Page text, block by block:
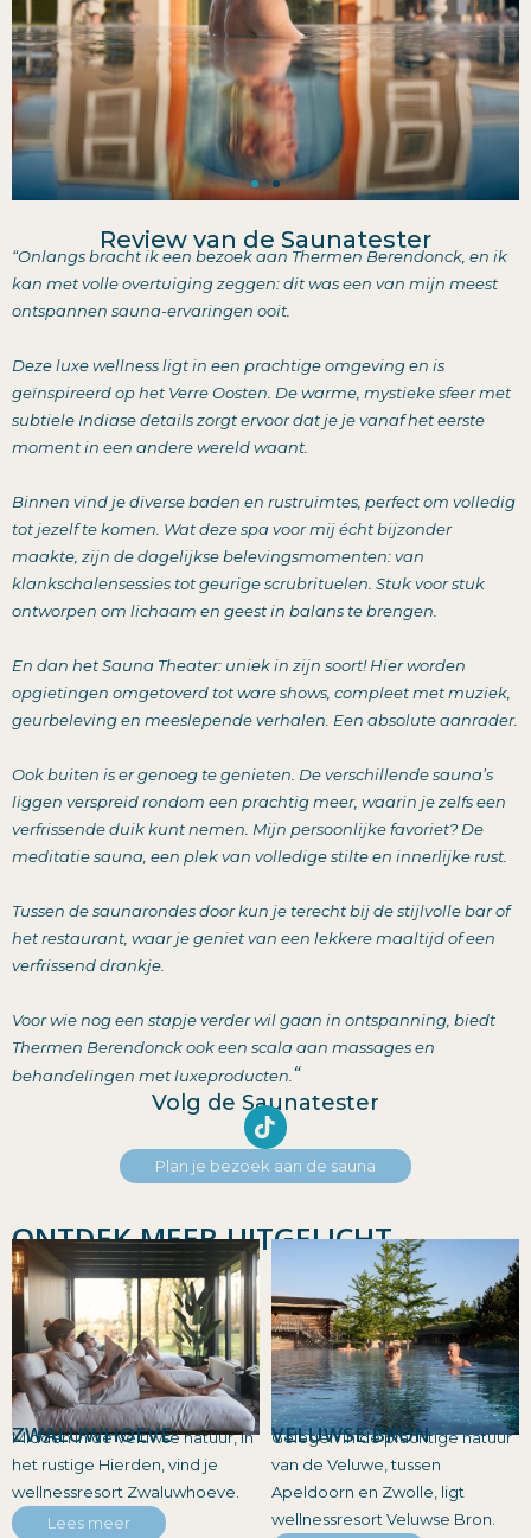
Review van de Saunatester
“Onlangs bracht ik een bezoek aan Thermen Berendonck, en ik
kan met volle overtuiging zeggen: dit was een van mijn meest
ontspannen sauna-ervaringen ooit.
Deze luxe wellness ligt in een prachtige omgeving en is
geïnspireerd op het Verre Oosten. De warme, mystieke sfeer met
subtiele Indiase details zorgt ervoor dat je je vanaf het eerste
moment in een andere wereld waant.
Binnen vind je diverse baden en rustruimtes, perfect om volledig
tot jezelf te komen. Wat deze spa voor mij écht bijzonder
maakte, zijn de dagelijkse belevingsmomenten: van
klankschalensessies tot geurige scrubrituelen. Stuk voor stuk
ontworpen om lichaam en geest in balans te brengen.
En dan het Sauna Theater: uniek in zijn soort! Hier worden
opgietingen omgetoverd tot ware shows, compleet met muziek,
geurbeleving en meeslepende verhalen. Een absolute aanrader.
Ook buiten is er genoeg te genieten. De verschillende sauna’s
liggen verspreid rondom een prachtig meer, waarin je zelfs een
verfrissende duik kunt nemen. Mijn persoonlijke favoriet? De
meditatie sauna, een plek van volledige stilte en innerlijke rust.
Tussen de saunarondes door kun je terecht bij de stijlvolle bar of
het restaurant, waar je geniet van een lekkere maaltijd of een
verfrissend drankje.
Voor wie nog een stapje verder wil gaan in ontspanning, biedt
Thermen Berendonck ook een scala aan massages en
behandelingen met luxeproducten. “
Volg de Saunatester
Plan je bezoek aan de sauna
ONTDEK MEER UITGELICHT
ZWALUWHOEVE
Midden in de Veluwse natuur, in
het rustige Hierden, vind je
wellnessresort Zwaluwhoeve.
Lees meer
VELUWSE BRON
Gelegen in de prachtige natuur
van de Veluwe, tussen
Apeldoorn en Zwolle, ligt
wellnessresort Veluwse Bron.